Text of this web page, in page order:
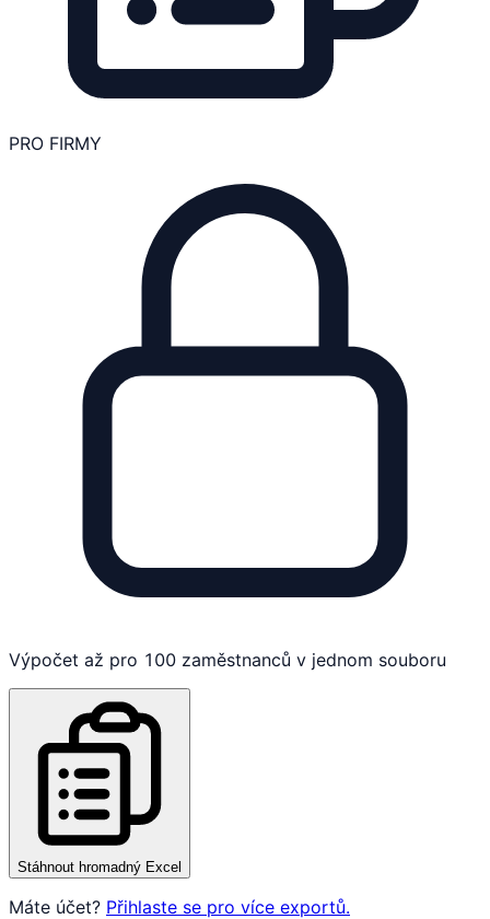
PRO FIRMY
Výpočet až pro 100 zaměstnanců v jednom souboru
Stáhnout hromadný Excel
Máte účet? Přihlaste se pro více exportů.